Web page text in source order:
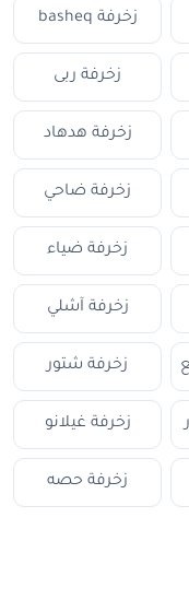
زخرفة basheq
زخرفة ربى
زخرفة هدهاد
زخرفة ضاحي
زخرفة ضياء
زخرفة آشلي
زخرفة شتور
زخرفة غيلانو
زخرفة حصه